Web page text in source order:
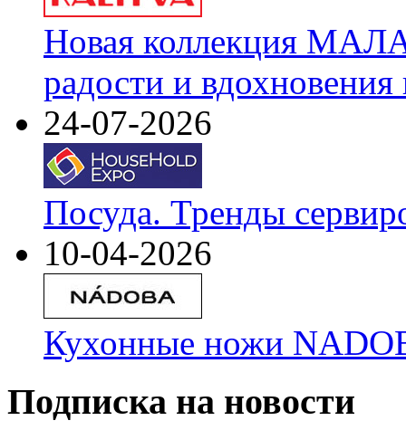
Новая коллекция
радости и
24-07-2026
Посуда. Тренды
10-04-2026
Кухонные ножи
Подписка на новости